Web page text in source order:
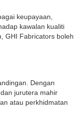
keupayaan,
kawalan kualiti
GHI Fabricators boleh
Dengan
jurutera mahir
atau perkhidmatan